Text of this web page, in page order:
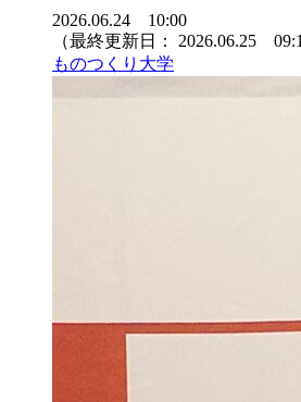
2026.06.24 10:00
（最終更新日： 2026.06.25
ものつくり大学